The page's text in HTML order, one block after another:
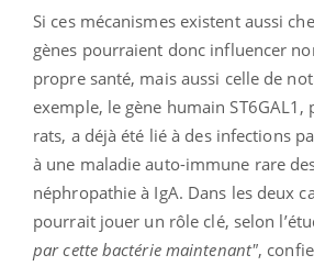
Si ces mécanismes existent aussi
gènes pourraient donc influencer
propre santé, mais aussi celle de
exemple, le gène humain ST6GAL1,
rats, a déjà été lié à des infections
à une maladie auto-immune rare
néphropathie à IgA. Dans les deux
pourrait jouer un rôle clé, selon
par cette bactérie maintenant",